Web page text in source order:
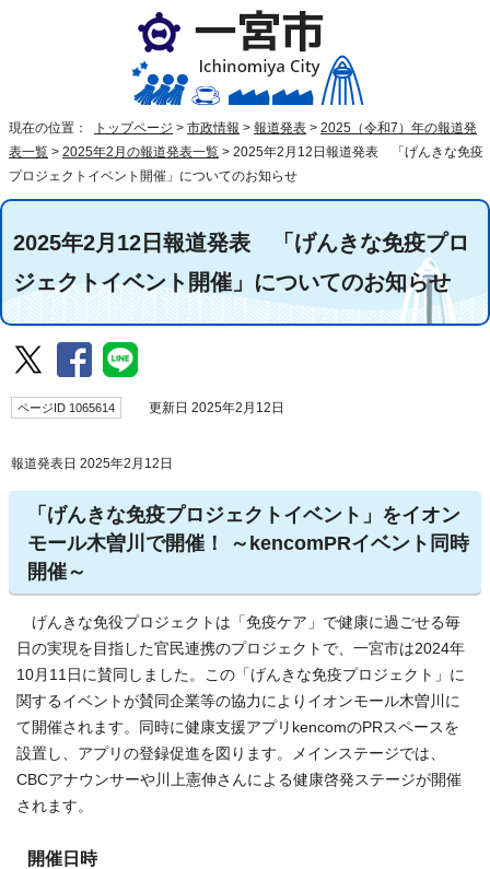
現在の位置： トップページ > 市政情報 > 報道発表 > 2025（令和7）年の報道発
表一覧 > 2025年2月の報道発表一覧 > 2025年2月12日報道発表 「げんきな免疫
プロジェクトイベント開催」についてのお知らせ
2025年2月12日報道発表 「げんきな免疫プロ
ジェクトイベント開催」についてのお知らせ
ページID 1065614 更新日 2025年2月12日
報道発表日 2025年2月12日
「げんきな免疫プロジェクトイベント」をイオン
モール木曽川で開催！ ～kencomPRイベント同時
開催～
げんきな免役プロジェクトは「免疫ケア」で健康に過ごせる毎
日の実現を目指した官民連携のプロジェクトで、一宮市は2024年
10月11日に賛同しました。この「げんきな免疫プロジェクト」に
関するイベントが賛同企業等の協力によりイオンモール木曽川に
て開催されます。同時に健康支援アプリkencomのPRスペースを
設置し、アプリの登録促進を図ります。メインステージでは、
CBCアナウンサーや川上憲伸さんによる健康啓発ステージが開催
されます。
開催日時